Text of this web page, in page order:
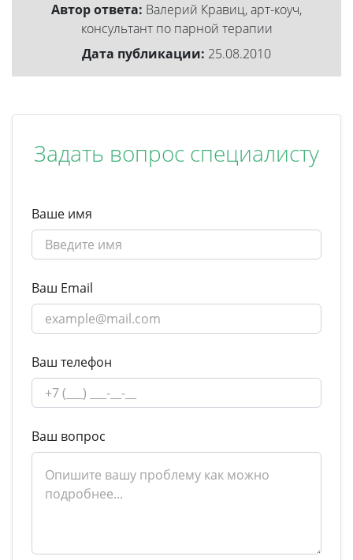
Автор ответа: Валерий Кравиц, арт-коуч,
консультант по парной терапии
Дата публикации: 25.08.2010
Задать вопрос специалисту
Ваше имя
Ваш Email
Ваш телефон
Ваш вопрос